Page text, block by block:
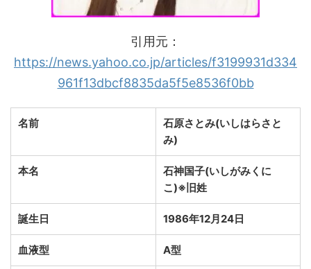
引用元：
https://news.yahoo.co.jp/articles/f3199931d334
961f13dbcf8835da5f5e8536f0bb
名前
石原さとみ(いしはらさと
み)
本名
石神国子(いしがみくに
こ)※旧姓
誕生日 1986年12月24日
血液型 A型